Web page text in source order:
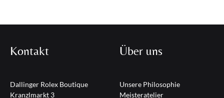
Kontakt
Dallinger Rolex Boutique
Kranzlmarkt 3
Über uns
Unsere Philosophie
Meisteratelier